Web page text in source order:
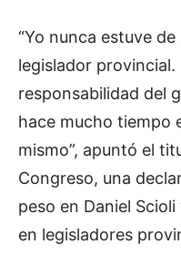
“Yo nunca estuve
legislador
responsabilidad del
hace mucho tiempo
mismo”, apuntó el
Congreso, una
peso en Daniel
en legisladores